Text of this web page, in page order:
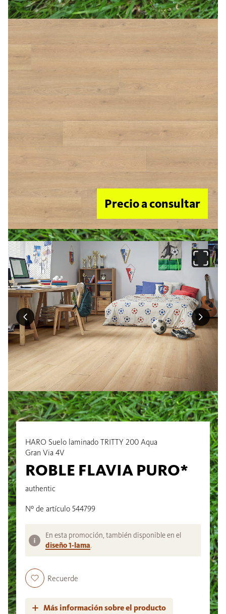
Precio a consultar
HARO Suelo laminado TRITTY 200 Aqua
Gran Via 4V
ROBLE FLAVIA PURO*
authentic
Nº de artículo 544799
En esta promoción, también disponible en el
diseño 1-lama.
Recuerde
Más información sobre el producto